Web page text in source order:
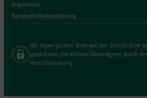
Impressum
Barrierefreiheitserklärung
Wir legen großen Wert auf den Schutz Ihrer
garantieren die sichere Übertragung durch
Verschlüsselung.